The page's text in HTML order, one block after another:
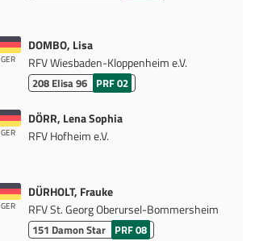
GER
DOMBO, Lisa
RFV Wiesbaden-Kloppenheim e.V.
208 Elisa 96 PRF 02
GER
DÖRR, Lena Sophia
RFV Hofheim e.V.
GER
DÜRHOLT, Frauke
RFV St. Georg Oberursel-Bommersheim
151 Damon Star PRF 08